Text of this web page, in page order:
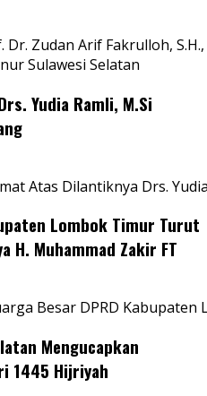
Zudan Arif Fakrulloh, S.H.,
Sulawesi Selatan
Yudia Ramli, M.Si
Atas Dilantiknya Drs.
Lombok Timur Turut
H. Muhammad Zakir FT
Besar DPRD
Mengucapkan
1445 Hijriyah